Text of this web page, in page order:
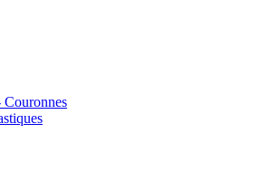
Couronnes